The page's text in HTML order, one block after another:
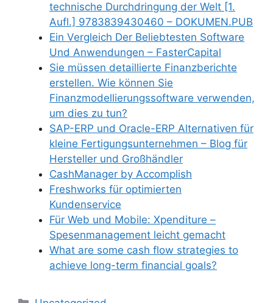
technische Durchdringung der Welt [1.
Aufl.] 9783839430460 – DOKUMEN.PUB
Ein Vergleich Der Beliebtesten Software
Und Anwendungen – FasterCapital
Sie müssen detaillierte Finanzberichte
erstellen. Wie können Sie
Finanzmodellierungssoftware verwenden,
um dies zu tun?
SAP-ERP und Oracle-ERP Alternativen für
kleine Fertigungsunternehmen – Blog für
Hersteller und Großhändler
CashManager by Accomplish
Freshworks für optimierten
Kundenservice
Für Web und Mobile: Xpenditure –
Spesenmanagement leicht gemacht
What are some cash flow strategies to
achieve long-term financial goals?